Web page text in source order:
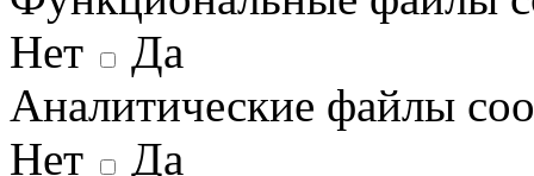
Нет
Да
Аналитические файлы
Нет
Да